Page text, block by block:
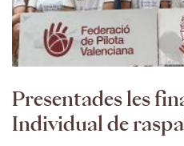
Presentades les
Individual de